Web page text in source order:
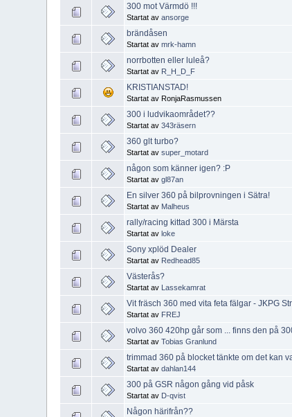
300 mot Värmdö !!!
Startat avansorge
brändåsen
Startat avmrk-hamn
norrbotten eller luleå?
Startat av R_H_D_F
KRISTIANSTAD!
Startat av RonjaRasmussen
300 i ludvikaområdet??
Startat av343räsern
360 glt turbo?
Startat avsuper_motard
någon som känner igen? :P
Startat avgl87an
En silver 360 på bilprovningen i Sätra!
Startat av Malheus
rally/racing kittad 300 i Märsta
Startat avloke
Sony xplöd Dealer
Startat av Redhead85
Västerås?
Startat av Lassekamrat
Vit fräsch 360 med vita feta fälgar - JKPG
Startat av FREJ
volvo 360 420hp går som ... finns den på
Startat avTobias Granlund
trimmad 360 på blocket tänkte om det kan
Startat avdahlan144
300 på GSR någon gång vid påsk
Startat av D-qvist
Någon härifrån??